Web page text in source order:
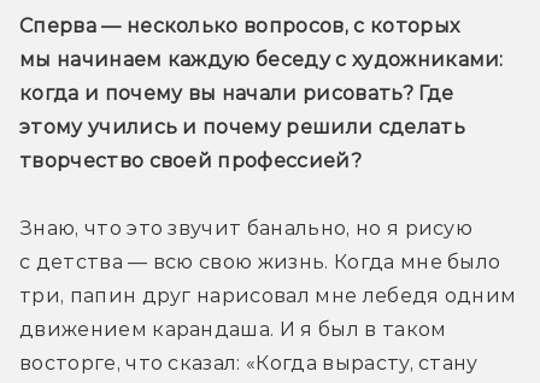
Сперва — несколько вопросов, с которых
мы начинаем каждую беседу с художниками:
когда и почему вы начали рисовать? Где
этому учились и почему решили сделать
творчество своей профессией?
Знаю, что это звучит банально, но я рисую
с детства — всю свою жизнь. Когда мне было
три, папин друг нарисовал мне лебедя одним
движением карандаша. И я был в таком
восторге, что сказал: «Когда вырасту, стану